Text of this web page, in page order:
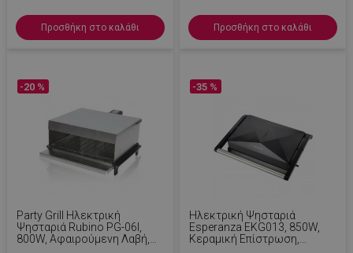
Προσθήκη στο καλάθι Προσθήκη στο καλάθι
Party Grill Ηλεκτρική
Ψησταριά Rubino PG-06I,
800W, Αφαιρούμενη Λαβή,
-20 %
Ηλεκτρική Ψησταριά
Esperanza EKG013, 850W,
Κεραμική Επίστρωση,
-35 %